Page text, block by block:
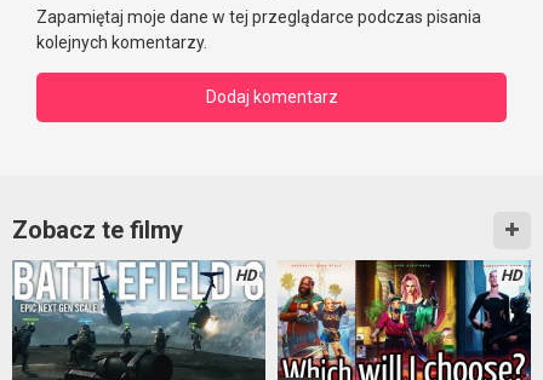
Zapamiętaj moje dane w tej przeglądarce podczas pisania
kolejnych komentarzy.
Zobacz te filmy
HD HD